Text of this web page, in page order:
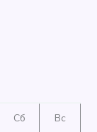
Сб Вс